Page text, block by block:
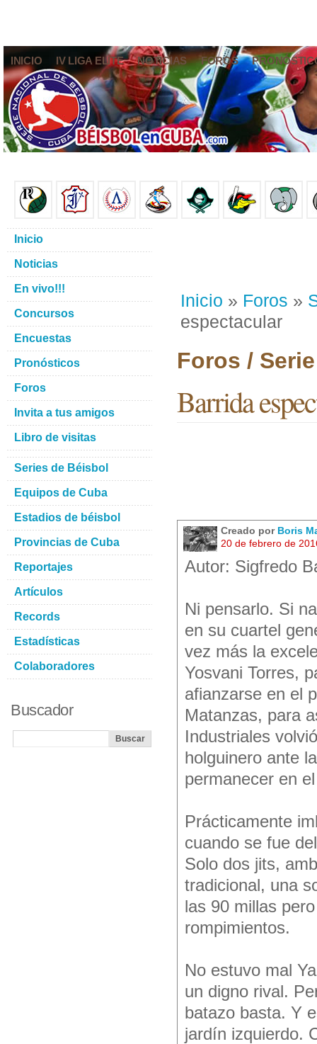
INICIO IV LIGA ELITE NOTICIAS FOROS
Inicio » Foros »
espectacular
Foros /
Barrida
Creado por Boris
20 de febrero de
Autor: Sigfredo
Ni pensarlo. Si
en su cuartel
vez más la
Yosvani Torres,
afianzarse en el
Matanzas, para
Industriales
holguinero ante
permanecer en
Prácticamente
cuando se fue
Solo dos jits,
tradicional, una
las 90 millas
rompimientos.
No estuvo mal
un digno rival.
batazo basta. Y
jardín izquierdo.
Inicio
Noticias
En vivo!!!
Concursos
Encuestas
Pronósticos
Foros
Invita a tus amigos
Libro de visitas
Series de Béisbol
Equipos de Cuba
Estadios de béisbol
Provincias de Cuba
Reportajes
Artículos
Records
Estadísticas
Colaboradores
Buscador